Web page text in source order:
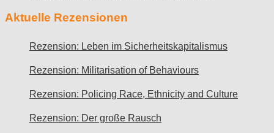
Aktuelle Rezensionen
Rezension: Leben im Sicherheitskapitalismus
Rezension: Militarisation of Behaviours
Rezension: Policing Race, Ethnicity and Culture
Rezension: Der große Rausch